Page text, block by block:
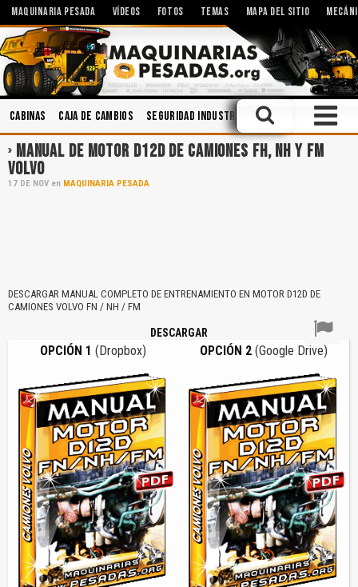
MAQUINARIA PESADA VÍDEOS FOTOS TEMAS MAPA DEL SITIO
Cabinas Caja de Cambios Seguridad Industrial Operación
MANUAL DE MOTOR D12D DE CAMIONES FH, NH Y FM
VOLVO
17 DE NOV en MAQUINARIA PESADA
DESCARGAR MANUAL COMPLETO DE ENTRENAMIENTO EN MOTOR D12D DE
CAMIONES VOLVO FN / NH / FM
DESCARGAR
OPCIÓN 1 (Dropbox) OPCIÓN 2 (Google Drive)